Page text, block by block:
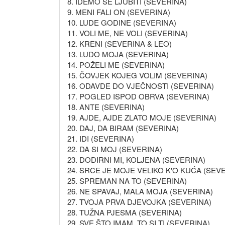
9. MENI FALI ON (SEVERINA)
10. LUDE GODINE (SEVERINA)
11. VOLI ME, NE VOLI (SEVERINA)
12. KRENI (SEVERINA & LEO)
13. LUDO MOJA (SEVERINA)
14. POŽELI ME (SEVERINA)
15. ČOVJEK KOJEG VOLIM (SEVERINA)
16. ODAVDE DO VJEČNOSTI (SEVERINA)
17. POGLED ISPOD OBRVA (SEVERINA)
18. ANTE (SEVERINA)
19. AJDE, AJDE ZLATO MOJE (SEVERINA)
20. DAJ, DA BIRAM (SEVERINA)
21. IDI (SEVERINA)
22. DA SI MOJ (SEVERINA)
23. DODIRNI MI, KOLJENA (SEVERINA)
24. SRCE JE MOJE VELIKO K'O KUĆA
25. SPREMAN NA TO (SEVERINA)
26. NE SPAVAJ, MALA MOJA (SEVERINA)
27. TVOJA PRVA DJEVOJKA (SEVERINA)
28. TUŽNA PJESMA (SEVERINA)